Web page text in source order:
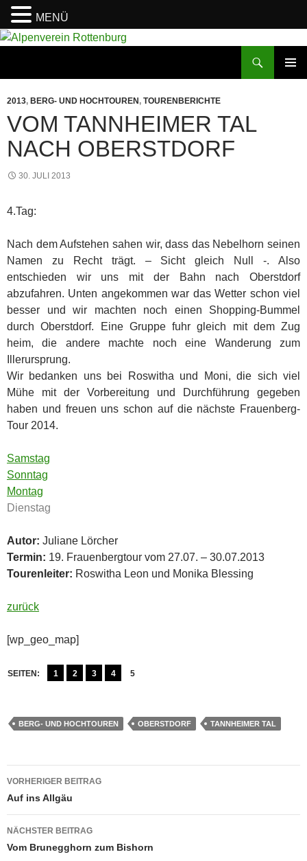
Zum
2013, BERG- UND HOCHTOUREN, TOURENBERICHTE
VOM TANNHEIMER TAL
NACH OBERSTDORF
30. JULI 2013
4.Tag:
Nach dem Aufstehen sahen wir, dass das Nebelhorn seinen
Namen zu Recht trägt. – Sicht gleich Null -. Also
entschieden wir uns mit der Bahn nach Oberstdorf
abzufahren. Unten angekommen war das Wetter schon viel
besser und wir machten noch einen Shopping-Bummel
durch Oberstdorf. Eine Gruppe fuhr gleich mit dem Zug
heim, die andere machte noch eine Wanderung zum
Illerursprung.
Wir bedanken uns bei Roswitha und Moni, die sich viel
Mühe mit der Vorbereitung und Durchführung gegeben
haben und freuen uns schon auf die nächste Frauenberg-
Tour 2014.
Samstag
Sonntag
Montag
Dienstag
Autor: Juliane Lörcher
Termin: 19. Frauenbergtour vom 27.07. – 30.07.2013
Tourenleiter: Roswitha Leon und Monika Blessing
zurück
[wp_geo_map]
SEITEN: 1 2 3 4 5
BERG- UND HOCHTOUREN OBERSTDORF TANNHEIMER TAL
Beitragsnavigation
VORHERIGER BEITRAG
Auf ins Allgäu
NÄCHSTER BEITRAG
Vom Brunegghorn zum Bishorn
MENÜ